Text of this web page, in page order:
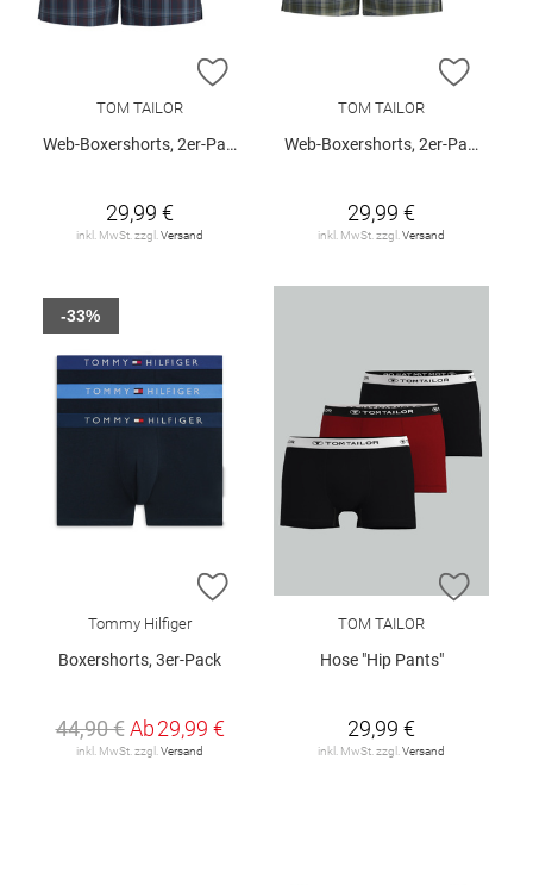
ZUR WUNSCHLISTE HINZUFÜGEN
TOM TAILOR
Web-Boxershorts, 2er-Pack
29,99 €
inkl. MwSt. zzgl. Versand
ZUR
TOM TAILOR
Web-Boxershorts, 2er-Pack
29,99 €
inkl. MwSt. zzgl. Versand
ZUR WUNSCHLISTE HINZUFÜGEN
Tommy Hilfiger
Boxershorts, 3er-Pack
44,90 € Ab29,99 €
inkl. MwSt. zzgl. Versand
-33%
ZUR
TOM TAILOR
Hose "Hip Pants"
29,99 €
inkl. MwSt. zzgl. Versand